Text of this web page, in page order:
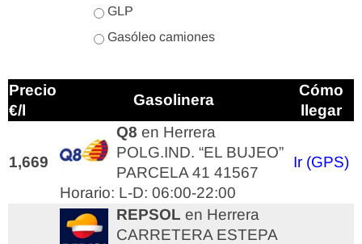
GLP
Gasóleo camiones
Precio
€/l
Gasolinera
Cómo
llegar
1,669
Q8 en Herrera
POLG.IND. “EL BUJEO”
PARCELA 41 41567
Horario: L-D: 06:00-22:00
Ir (GPS)
REPSOL en Herrera
CARRETERA ESTEPA